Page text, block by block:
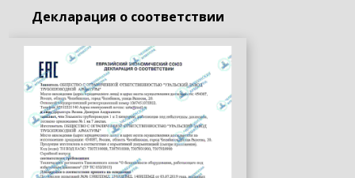
Декларация о соответствии